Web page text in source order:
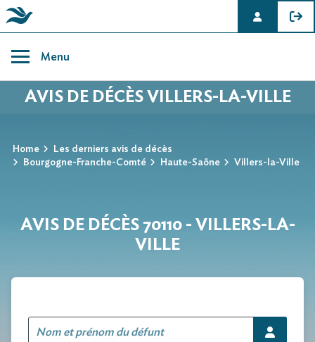
content
Menu
AVIS DE DÉCÈS VILLERS-LA-VILLE
Home
Les derniers avis de décès
Bourgogne-Franche-Comté
Haute-Saône Villers-la-Ville
AVIS DE DÉCÈS 70110 - VILLERS-LA-
VILLE